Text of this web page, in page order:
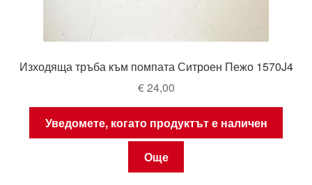
Изходяща тръба към помпата Ситроен Пежо 1570J4
€24,00
Уведомете, когато продуктът е наличен
Още